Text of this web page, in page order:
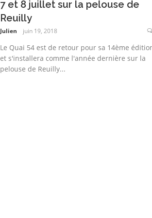
7 et 8 juillet sur la pelouse de
Reuilly
Julien juin 19, 2018
Le Quai 54 est de retour pour sa 14ème
et s'installera comme l'année dernière sur la
pelouse de Reuilly...